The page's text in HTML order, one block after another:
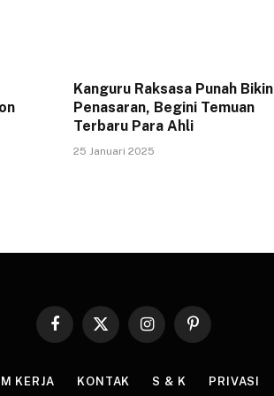
Kanguru Raksasa Punah Bikin
Penasaran, Begini Temuan
Terbaru Para Ahli
25 Januari 2025
Facebook
X
InstagramPinterest
KERJA KONTAK S & K PRIVASI